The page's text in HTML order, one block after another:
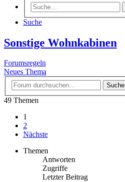
Suche
Sonstige Wohnkabinen
Forumsregeln
Neues Thema
Suche
49 Themen
1
2
Nächste
Themen
Antworten
Zugriffe
Letzter Beitrag